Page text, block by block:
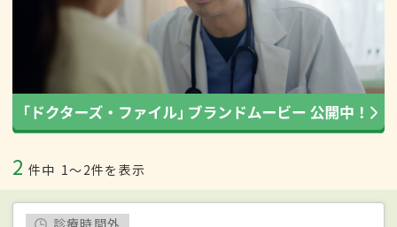
2 件中 1〜2件を表示